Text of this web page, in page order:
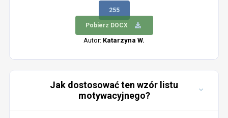
255
Pobierz DOCX
Autor: Katarzyna W.
Jak dostosować ten wzór listu
motywacyjnego?